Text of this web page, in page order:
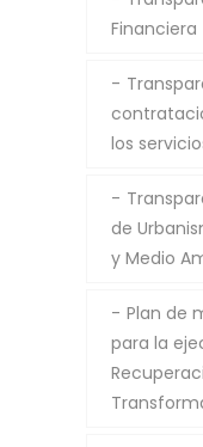
Financiera
los
de
y Medio
Plan de
para la